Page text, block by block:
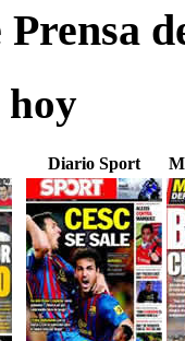
Prensa
hoy
Diario Sport